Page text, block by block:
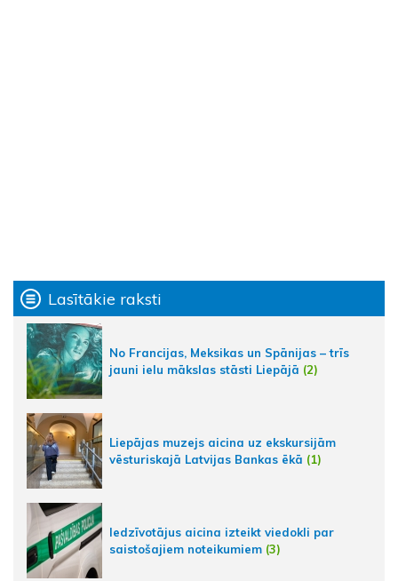
Lasītākie raksti
No Francijas, Meksikas un Spānijas – trīs
jauni ielu mākslas stāsti Liepājā (2)
Liepājas muzejs aicina uz ekskursijām
vēsturiskajā Latvijas Bankas ēkā (1)
Iedzīvotājus aicina izteikt viedokli par
saistošajiem noteikumiem (3)